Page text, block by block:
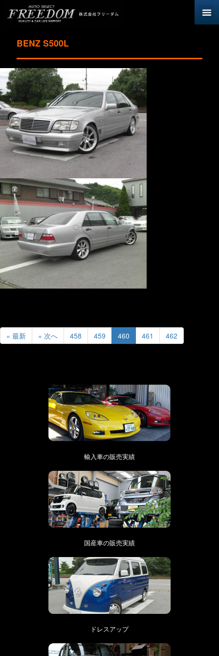
BENZ S500L
« 最新 « 次へ 458 459 460 461 462
輸入車の販売実績
国産車の販売実績
ドレスアップ